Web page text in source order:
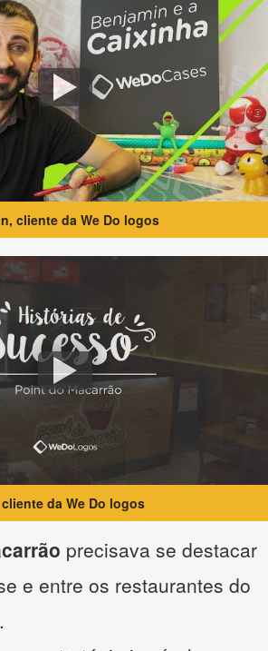
cliente da We Do logos
da We Do logos
precisava se destacar
e entre os restaurantes do